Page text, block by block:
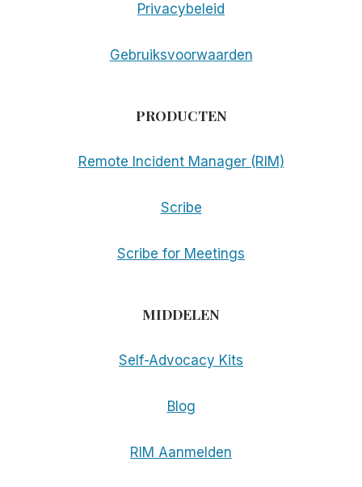
Privacybeleid
Gebruiksvoorwaarden
PRODUCTEN
Remote Incident Manager (RIM)
Scribe
Scribe for Meetings
MIDDELEN
Self-Advocacy Kits
Blog
RIM Aanmelden